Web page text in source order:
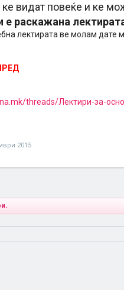
видат повеќе и ке
е раскажана
лектирата ве молам дате
threads/Лектири-за-
2015